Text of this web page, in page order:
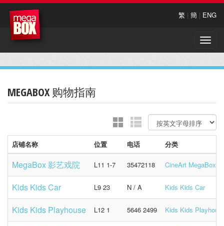
繁 | 簡 | ENG
Toggle
MEGABOX 购物指南
店铺名称 位置 电话 分类
MegaBox 影艺戏院 L11 1-7 35472118 CineArt MegaBox
Kids Kids Car L9 23 N / A Kids Kids Car
Kids Kids Playhouse L12 1 5646 2499 Kids Kids